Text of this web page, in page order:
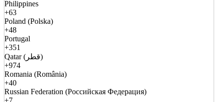
Philippines
+63
Poland (Polska)
+48
Portugal
+351
Qatar (قطر)
+974
Romania (România)
+40
Russian Federation (Российская Федерация)